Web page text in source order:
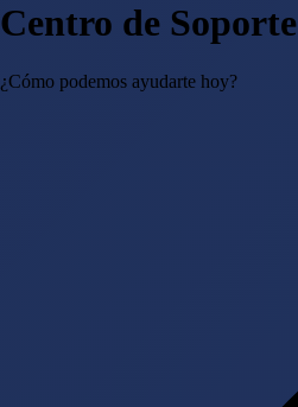
Centro de Soporte
¿Cómo podemos ayudarte hoy?